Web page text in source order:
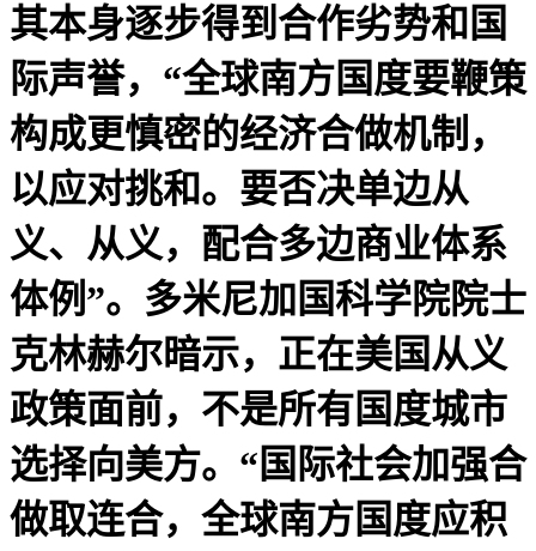
其本身逐步得到合作劣势和国
际声誉，“全球南方国度要鞭策
构成更慎密的经济合做机制，
以应对挑和。要否决单边从
义、从义，配合多边商业体系
体例”。多米尼加国科学院院士
克林赫尔暗示，正在美国从义
政策面前，不是所有国度城市
选择向美方。“国际社会加强合
做取连合，全球南方国度应积